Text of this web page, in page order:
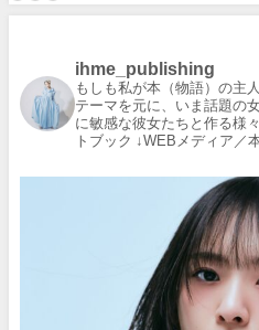
ihme_publishing
もしも私が本（物語）の主
テーマを元に、いま話題の
に敏感な彼女たちと作る様
トブック ↓WEBメディア／